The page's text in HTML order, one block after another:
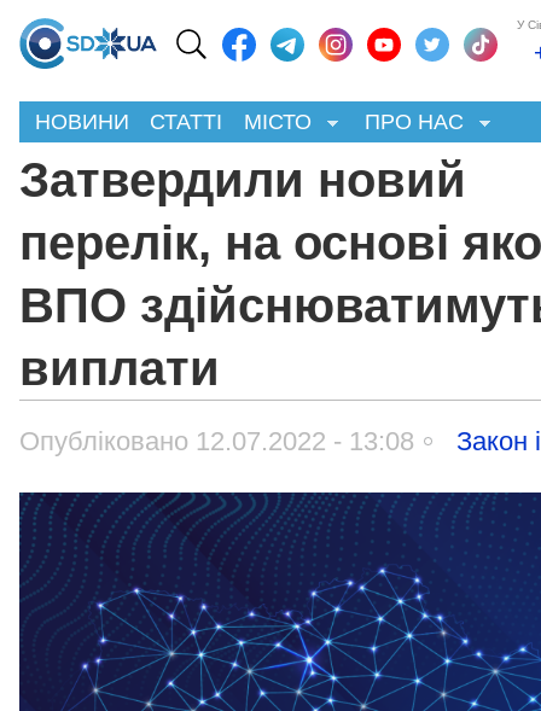
У
НОВИНИ СТАТТІ МІСТО ПРО НАС
Затвердили новий
перелік, на основі
ВПО
виплати
Опубліковано 12.07.2022 - 13:08 Закон